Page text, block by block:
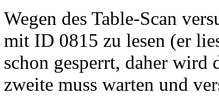
Wegen des Table-Scan
mit ID 0815 zu lesen (er
schon gesperrt, daher wird
zweite muss warten und